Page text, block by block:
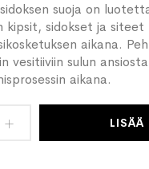
suoja on
sidokset ja siteet
aikana.
vesitiiviin sulun
aikana.
LISÄÄ